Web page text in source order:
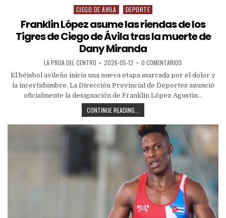
CIEGO DE ÁVILA DEPORTE
Franklin López asume las riendas de los
Tigres de Ciego de Ávila tras la muerte de
Dany Miranda
LA PROA DEL CENTRO 2026-05-12 0 COMENTARIOS
El béisbol avileño inicia una nueva etapa marcada por el dolor y
la incertidumbre. La Dirección Provincial de Deportes anunció
oficialmente la designación de Franklin López Agustín...
CONTINUE READING...